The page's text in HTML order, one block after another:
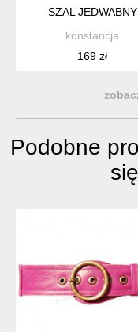
SZAL JEDWABNY
konstancja
169 zł
Podobne